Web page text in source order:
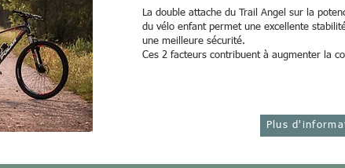
La double attache du Trail Angel sur la
du vélo enfant permet une excellente
une meilleure sécurité.
Ces 2 facteurs contribuent à augmenter la
Plus